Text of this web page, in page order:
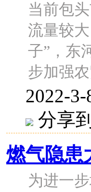
当前包
流量较
子”，东
步加强
2022-3-
分享到
燃气隐患
为进一